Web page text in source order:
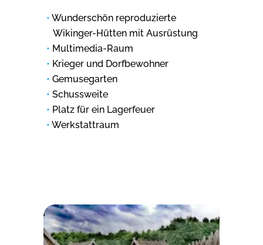
Wunderschön reproduzierte
Wikinger-Hütten mit Ausrüstung
Multimedia-Raum
Krieger und Dorfbewohner
Gemusegarten
Schussweite
Platz für ein Lagerfeuer
Werkstattraum